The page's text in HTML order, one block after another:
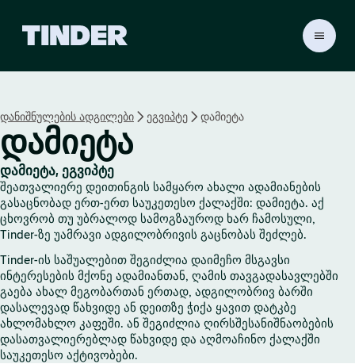
r
o
e
დანიშნულების ადგილები ეგვიპტე დამიეტა
დამიეტა
დამიეტა, ეგვიპტე
შეათვალიერე დეითინგის სამყარო ახალი ადამიანების
გასაცნობად ერთ-ერთ საუკეთესო ქალაქში: დამიეტა. აქ
ცხოვრობ თუ უბრალოდ სამოგზაუროდ ხარ ჩამოსული,
Tinder-ზე უამრავი ადგილობრივის გაცნობას შეძლებ.
Tinder-ის საშუალებით შეგიძლია დაიმეჩო მსგავსი
ინტერესების მქონე ადამიანთან, ღამის თავგადასავლებში
გაება ახალ მეგობართან ერთად, ადგილობრივ ბარში
დასალევად წახვიდე ან დეითზე ჭიქა ყავით დატკბე
ახლომახლო კაფეში. ან შეგიძლია ღირსშესანიშნაობების
დასათვალიერებლად წახვიდე და აღმოაჩინო ქალაქში
საუკეთესო აქტივობები.